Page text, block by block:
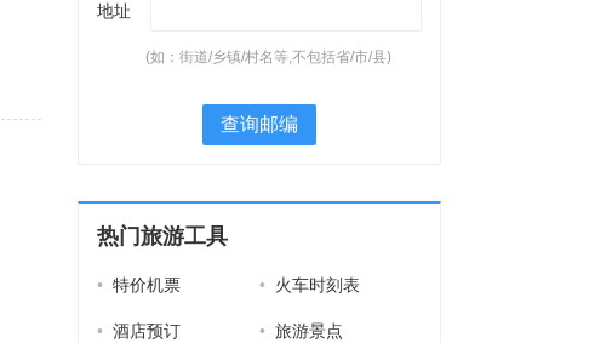
地址
(如：街道/乡镇/村名等,不包括省/市/县)
查询邮编
热门旅游工具
• 特价机票 • 火车时刻表
• 酒店预订 • 旅游景点